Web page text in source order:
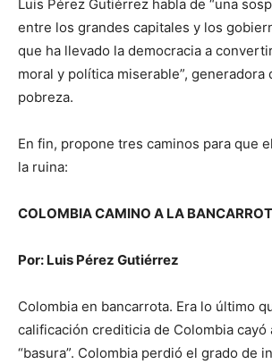
Luis Pérez Gutiérrez habla de “una
entre los grandes capitales y los
que ha llevado la democracia a
moral y política miserable”, generadora
pobreza.
En fin, propone tres caminos para que
la ruina:
COLOMBIA CAMINO A LA
Por: Luis Pérez Gutiérrez
Colombia en bancarrota. Era lo último
calificación crediticia de Colombia cayó
“basura”. Colombia perdió el grado de